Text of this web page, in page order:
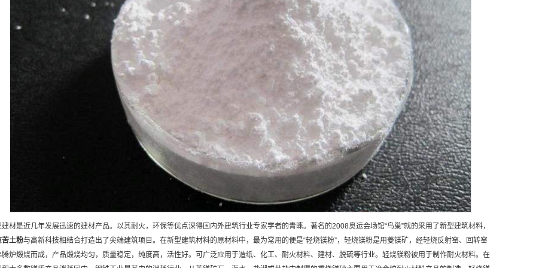
建材是近几年发展迅速的建材产品。以其耐火，环保等优点深得国内外建筑行业专家学者的青睐。著名的2008奥运会场馆“鸟巢”就的采用了新型建筑材料，
苦土粉与高新科技相结合打造出了尖端建筑项目。在新型建筑材料的原材料中，最为常用的便是“轻烧镁粉”，轻烧镁粉是用菱镁矿，经轻烧反射窑、回转窑
腾炉煅烧而成，产品煅烧均匀，质量稳定，纯度高，活性好。可广泛应用于造纸、化工、耐火材料、建材、脱硫等行业。轻烧镁粉被用于制作耐火材料。在